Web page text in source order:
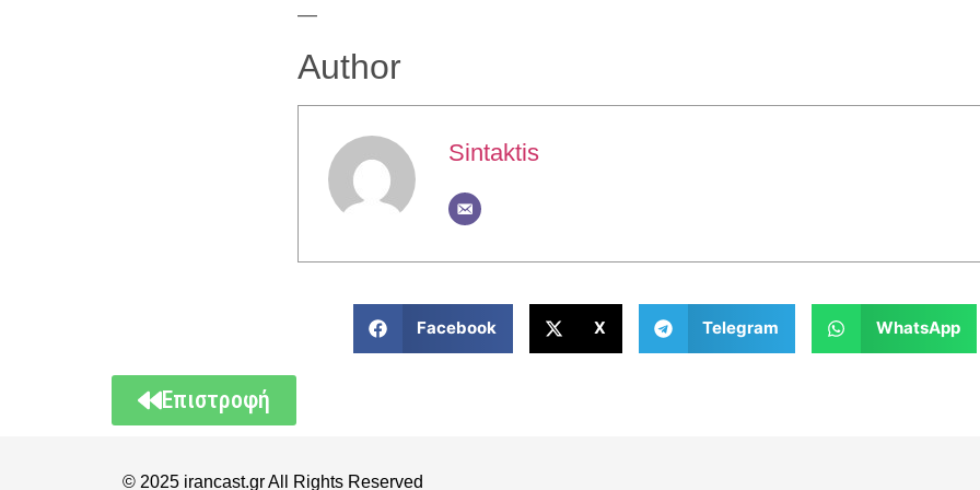
—
Author
Sintaktis
Facebook X Telegram WhatsApp
Επιστροφή
© 2025 irancast.gr All Rights Reserved